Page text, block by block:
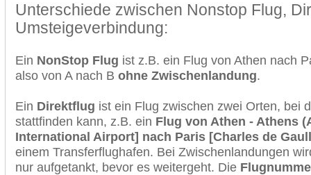
Unterschiede zwischen Nonstop Flug,
Umsteigeverbindung:
Ein NonStop Flug ist z.B. ein Flug von Athen nach
also von A nach B ohne Zwischenlandung.
Ein Direktflug ist ein Flug zwischen zwei Orten, bei
stattfinden kann, z.B. ein Flug von Athen - Athens
International Airport] nach Paris [Charles de
einem Transferflughafen. Bei Zwischenlandungen
nur aufgetankt, bevor es weitergeht. Die